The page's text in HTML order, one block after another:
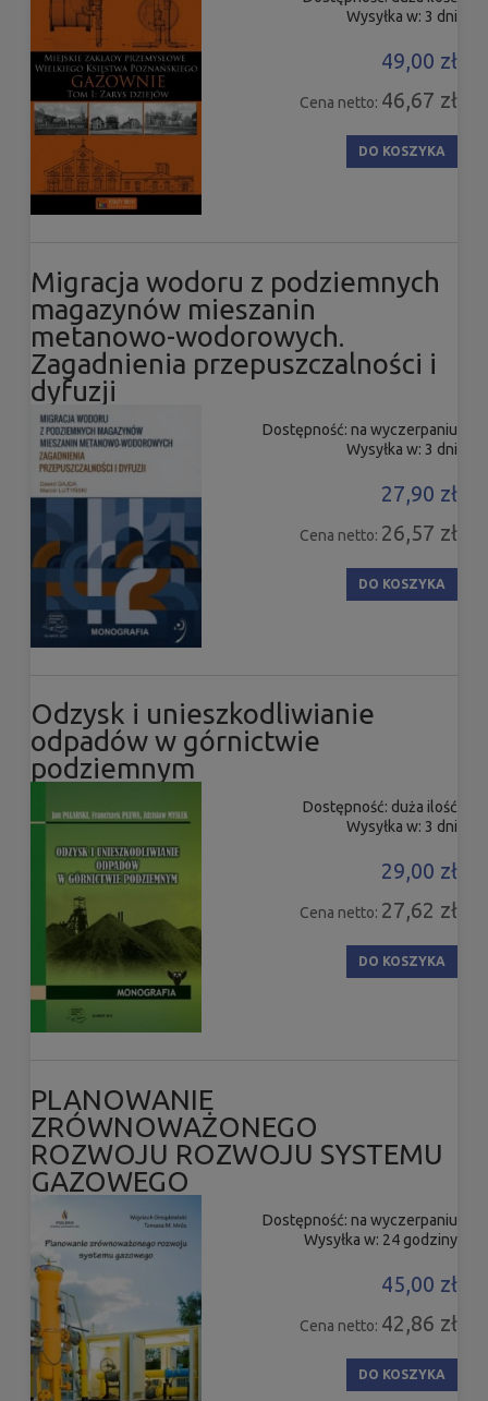
Wysyłka w: 3 dni
49,00 zł
Cena netto: 46,67 zł
DO KOSZYKA
Migracja wodoru z podziemnych
magazynów mieszanin
metanowo-wodorowych.
Zagadnienia przepuszczalności i
dyfuzji
Dostępność: na wyczerpaniu
Wysyłka w: 3 dni
27,90 zł
Cena netto: 26,57 zł
DO KOSZYKA
Odzysk i unieszkodliwianie
odpadów w górnictwie
podziemnym
Dostępność: duża ilość
Wysyłka w: 3 dni
29,00 zł
Cena netto: 27,62 zł
DO KOSZYKA
PLANOWANIE
ZRÓWNOWAŻONEGO
ROZWOJU ROZWOJU SYSTEMU
GAZOWEGO
Dostępność: na wyczerpaniu
Wysyłka w: 24 godziny
45,00 zł
Cena netto: 42,86 zł
DO KOSZYKA